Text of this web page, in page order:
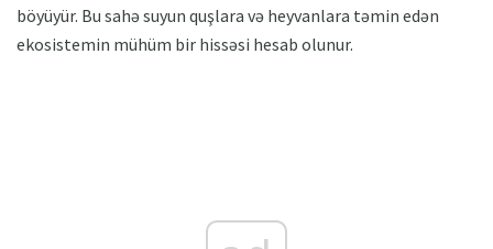
böyüyür. Bu sahə suyun quşlara və heyvanlara təmin edən
ekosistemin mühüm bir hissəsi hesab olunur.